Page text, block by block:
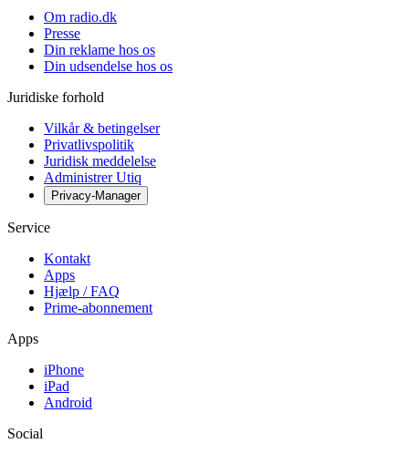
Om radio.dk
Presse
Din reklame hos os
Din udsendelse hos os
Juridiske forhold
Vilkår & betingelser
Privatlivspolitik
Juridisk meddelelse
Administrer Utiq
Privacy-Manager
Service
Kontakt
Apps
Hjælp / FAQ
Prime-abonnement
Apps
iPhone
iPad
Android
Social